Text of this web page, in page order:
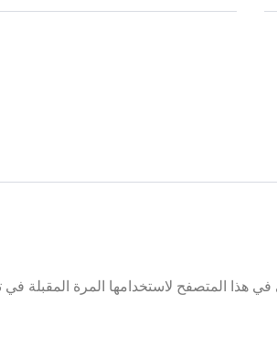
هذا المتصفح لاستخدامها المرة المقبلة في